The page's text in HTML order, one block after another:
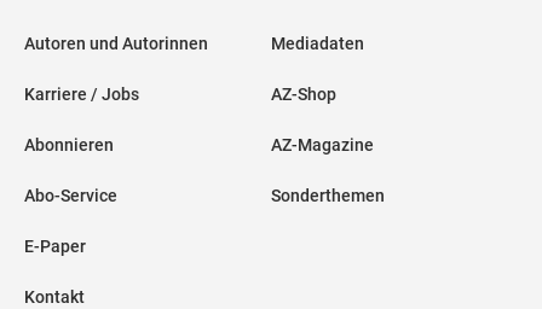
Autoren und Autorinnen
Karriere / Jobs
Abonnieren
Abo-Service
E-Paper
Kontakt
Mediadaten
AZ-Shop
AZ-Magazine
Sonderthemen